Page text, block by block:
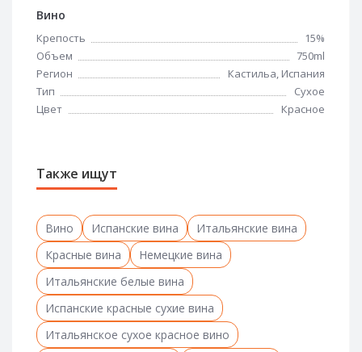
Вино
Крепость
15%
Объем
750ml
Регион
Кастильа, Испания
Тип
Сухое
Цвет
Красное
Также ищут
Вино Испанские вина
Итальянские вина
Красные вина
Немецкие вина
Итальянские белые вина
Испанские красные сухие вина
Итальянское сухое красное вино